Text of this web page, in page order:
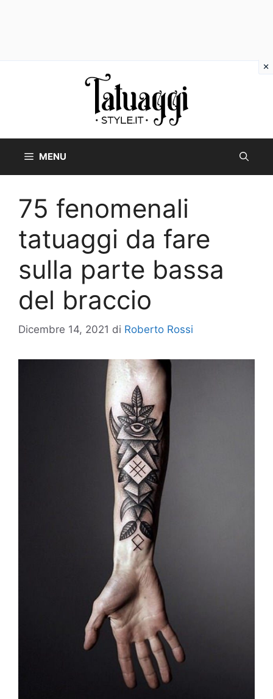
MENU
75 fenomenali
tatuaggi da fare
sulla parte bassa
del braccio
Dicembre 14, 2021 di Roberto Rossi